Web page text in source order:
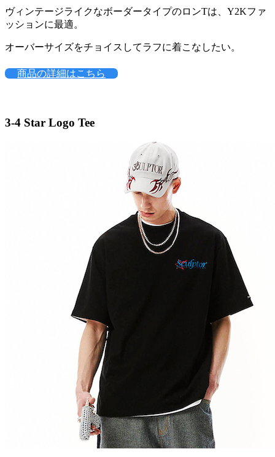
ヴィンテージライクなボーダータイプのロンTは、Y2Kファ
ッションに最適。
オーバーサイズをチョイスしてラフに着こなしたい。
商品の詳細はこちら
3-4 Star Logo Tee